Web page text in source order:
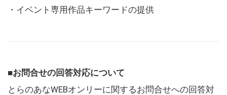
・イベント専用作品キーワードの提供
■お問合せの回答対応について
とらのあなWEBオンリーに関するお問合せへの回答対